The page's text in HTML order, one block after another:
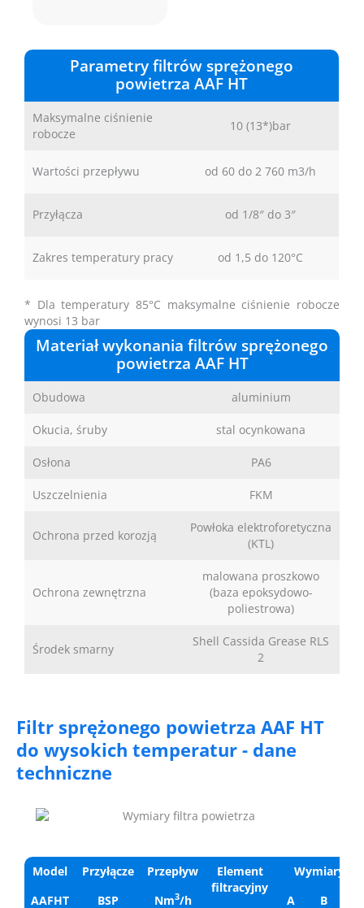
Parametry filtrów sprężonego
powietrza AAF HT
Maksymalne ciśnienie
robocze
10 (13*)bar
Wartości przepływu od 60 do 2 760 m3/h
Przyłącza od 1/8″ do 3″
Zakres temperatury pracy od 1,5 do 120°C
* Dla temperatury 85°C maksymalne ciśnienie robocze
wynosi 13 bar
Materiał wykonania filtrów sprężonego
powietrza AAF HT
Obudowa aluminium
Okucia, śruby stal ocynkowana
Osłona PA6
Uszczelnienia FKM
Ochrona przed korozją
Powłoka elektroforetyczna
(KTL)
Ochrona zewnętrzna
malowana proszkowo
(baza epoksydowo-
poliestrowa)
Środek smarny
Shell Cassida Grease RLS
2
Filtr sprężonego powietrza AAF HT
do wysokich temperatur - dane
techniczne
Model Przyłącze Przepływ
Element
filtracyjny
Wymiary
AAFHT
BSP Nm3/h A B